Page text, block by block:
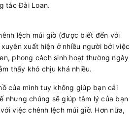
tác Đài Loan.
lệch múi giờ (được biết đến với
xuất hiện ở nhiều người bởi việc
phong cách sinh hoạt thường ngày
thấy khó chịu khá nhiều.
của mình tuy không giúp bạn cải
nhưng chúng sẽ giúp tâm lý của bạn
việc chênh lệch múi giờ. Hơn nữa,